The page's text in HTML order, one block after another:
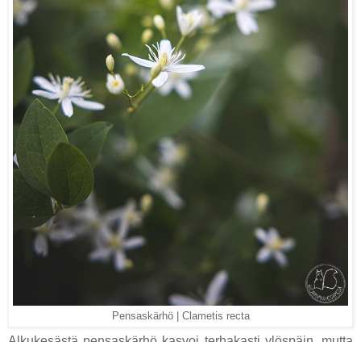
Pensaskärhö | Clametis recta